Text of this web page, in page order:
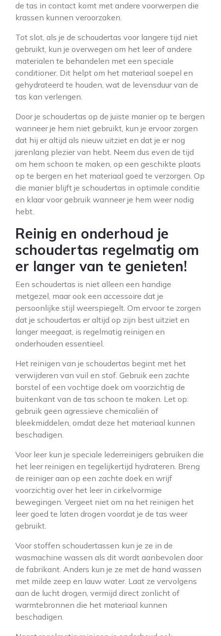
de tas in contact komt met andere voorwerpen die
krassen kunnen veroorzaken.
Tot slot, als je de schoudertas voor langere tijd niet
gebruikt, kun je overwegen om het leer of andere
materialen te behandelen met een speciale
conditioner. Dit helpt om het materiaal soepel en
gehydrateerd te houden, wat de levensduur van de
tas kan verlengen.
Door je schoudertas op de juiste manier op te bergen
wanneer je hem niet gebruikt, kun je ervoor zorgen
dat hij er altijd als nieuw uitziet en dat je er nog
jarenlang plezier van hebt. Neem dus even de tijd
om hem schoon te maken, op een geschikte plaats
op te bergen en het materiaal goed te verzorgen. Op
die manier blijft je schoudertas in optimale conditie
en klaar voor gebruik wanneer je hem weer nodig
hebt.
Reinig en onderhoud je
schoudertas regelmatig om
er langer van te genieten!
Een schoudertas is niet alleen een handige
metgezel, maar ook een accessoire dat je
persoonlijke stijl weerspiegelt. Om ervoor te zorgen
dat je schoudertas er altijd op zijn best uitziet en
langer meegaat, is regelmatig reinigen en
onderhouden essentieel.
Het reinigen van je schoudertas begint met het
verwijderen van vuil en stof. Gebruik een zachte
borstel of een vochtige doek om voorzichtig de
buitenkant van de tas schoon te maken. Let op:
gebruik geen agressieve chemicaliën of
bleekmiddelen, omdat deze het materiaal kunnen
beschadigen.
Voor leer kun je speciale lederreinigers gebruiken die
het leer reinigen en tegelijkertijd hydrateren. Breng
de reiniger aan op een zachte doek en wrijf
voorzichtig over het leer in cirkelvormige
bewegingen. Vergeet niet om na het reinigen het
leer goed te laten drogen voordat je de tas weer
gebruikt.
Voor stoffen schoudertassen kun je ze in de
wasmachine wassen als dit wordt aanbevolen door
de fabrikant. Anders kun je ze met de hand wassen
met milde zeep en lauw water. Laat ze vervolgens
aan de lucht drogen, vermijd direct zonlicht of
warmtebronnen die het materiaal kunnen
beschadigen.